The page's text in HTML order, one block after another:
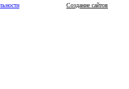
Создание сайтов